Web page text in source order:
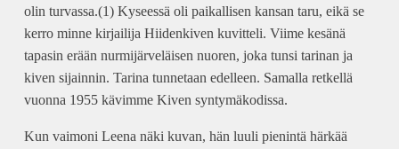
olin turvassa.(1) Kyseessä oli paikallisen kansan taru, eikä se
kerro minne kirjailija Hiidenkiven kuvitteli. Viime kesänä
tapasin erään nurmijärveläisen nuoren, joka tunsi tarinan ja
kiven sijainnin. Tarina tunnetaan edelleen. Samalla retkellä
vuonna 1955 kävimme Kiven syntymäkodissa.
Kun vaimoni Leena näki kuvan, hän luuli pienintä härkää